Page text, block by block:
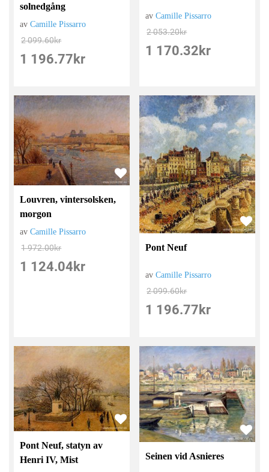
solnedgång
avCamille Pissarro
2 099.60kr
1 196.77 kr
avCamille Pissarro
2 053.20kr
1 170.32 kr
Louvren, vintersolsken,
morgon
avCamille Pissarro
1 972.00kr
1 124.04 kr
Pont Neuf
avCamille Pissarro
2 099.60kr
1 196.77 kr
Pont Neuf, statyn av
Henri IV, Mist
Seinen vid Asnieres